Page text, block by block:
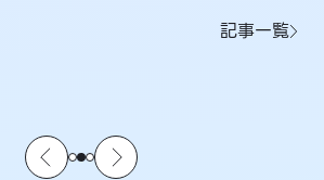
記事一覧